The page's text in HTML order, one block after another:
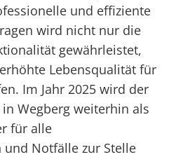
und effiziente
wird nicht nur die
gewährleistet,
Lebensqualität für
Im Jahr 2025 wird der
Wegberg weiterhin als
für alle
Notfälle zur Stelle